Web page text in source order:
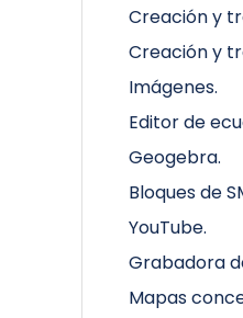
Creación y
Creación y
Imágenes.
Editor de
Geogebra.
Bloques de
YouTube.
Grabadora
Mapas